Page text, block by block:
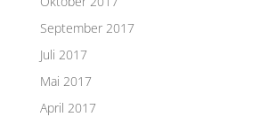
September 2017
Juli 2017
Mai 2017
April 2017